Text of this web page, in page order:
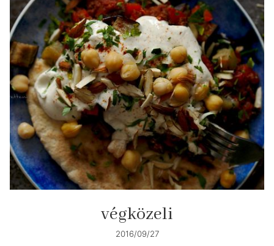
végközeli
2016/09/27